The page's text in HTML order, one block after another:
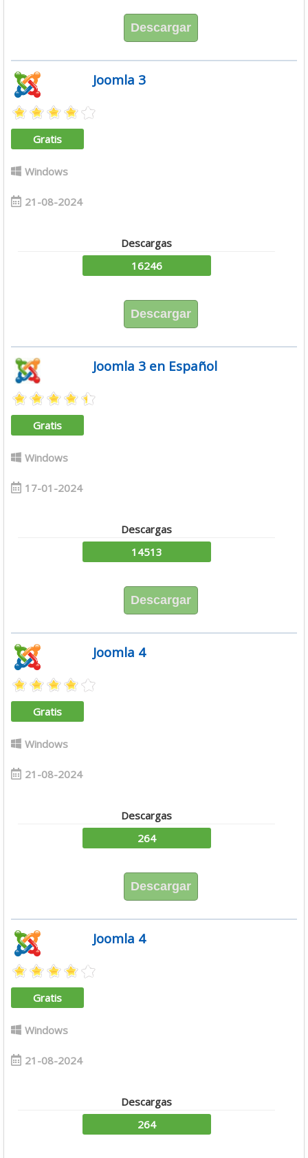
Descargar
Joomla 3
Gratis
Windows
21-08-2024
Descargas
16246
Descargar
Joomla 3 en Español
Gratis
Windows
17-01-2024
Descargas
14513
Descargar
Joomla 4
Gratis
Windows
21-08-2024
Descargas
264
Descargar
Joomla 4
Gratis
Windows
21-08-2024
Descargas
264